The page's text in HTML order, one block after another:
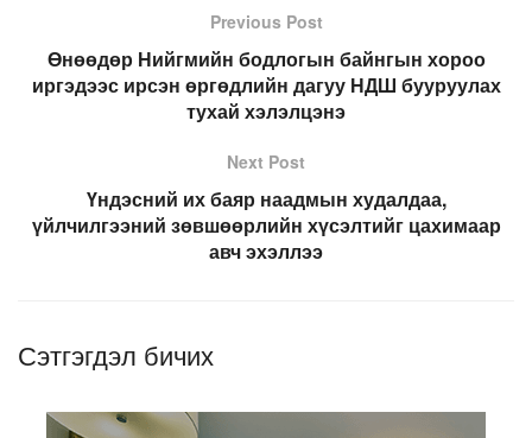
Previous Post
Өнөөдөр Нийгмийн бодлогын байнгын хороо
иргэдээс ирсэн өргөдлийн дагуу НДШ бууруулах
тухай хэлэлцэнэ
Next Post
Үндэсний их баяр наадмын худалдаа,
үйлчилгээний зөвшөөрлийн хүсэлтийг цахимаар
авч эхэллээ
Сэтгэгдэл бичих